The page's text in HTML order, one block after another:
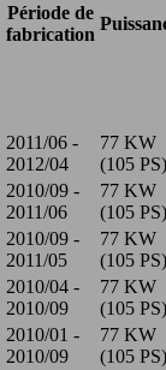
Période de
fabrication
2011/06 -
2012/04
77 KW
(105 PS)
2010/09 -
2011/06
77 KW
(105 PS)
2010/09 -
2011/05
77 KW
(105 PS)
2010/04 -
2010/09
77 KW
(105 PS)
2010/01 -
2010/09
77 KW
(105 PS)